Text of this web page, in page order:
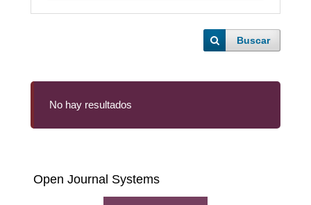
Buscar
No hay resultados
Open Journal Systems